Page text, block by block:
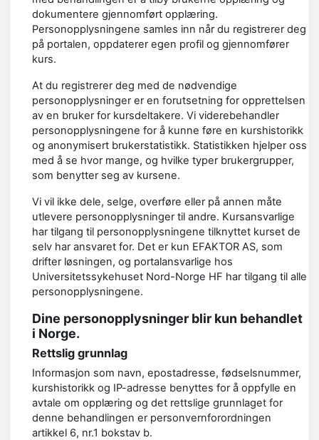
dokumentere gjennomført opplæring.
Personopplysningene samles inn når du registrerer deg
på portalen, oppdaterer egen profil og gjennomfører
kurs.
At du registrerer deg med de nødvendige
personopplysninger er en forutsetning for opprettelsen
av en bruker for kursdeltakere. Vi viderebehandler
personopplysningene for å kunne føre en kurshistorikk
og anonymisert brukerstatistikk. Statistikken hjelper oss
med å se hvor mange, og hvilke typer brukergrupper,
som benytter seg av kursene.
Vi vil ikke dele, selge, overføre eller på annen måte
utlevere personopplysninger til andre. Kursansvarlige
har tilgang til personopplysningene tilknyttet kurset de
selv har ansvaret for. Det er kun EFAKTOR AS, som
drifter løsningen, og portalansvarlige hos
Universitetssykehuset Nord-Norge HF har tilgang til alle
personopplysningene.
Dine personopplysninger blir kun behandlet
i Norge.
Rettslig grunnlag
Informasjon som navn, epostadresse, fødselsnummer,
kurshistorikk og IP-adresse benyttes for å oppfylle en
avtale om opplæring og det rettslige grunnlaget for
denne behandlingen er personvernforordningen
artikkel 6, nr.1 bokstav b.